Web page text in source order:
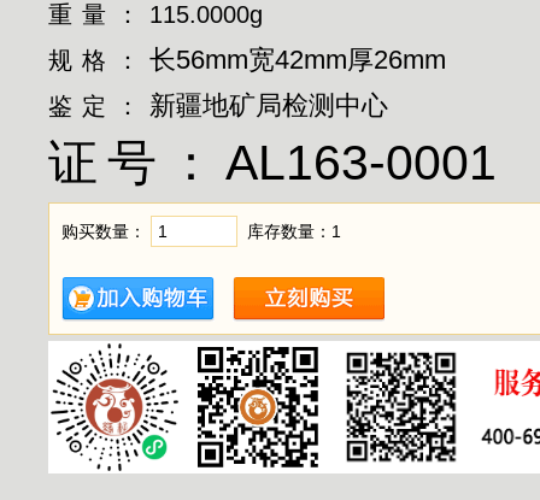
重量： 115.0000g
规格： 长56mm宽42mm厚26mm
鉴定： 新疆地矿局检测中心
证号： AL163-0001
购买数量： 库存数量： 1